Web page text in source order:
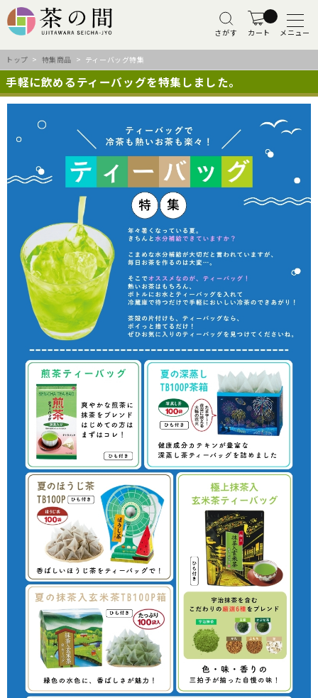
さがす カート メニュー
トップ > 特集商品 > ティーバッグ特集
手軽に飲めるティーバッグを特集しました。